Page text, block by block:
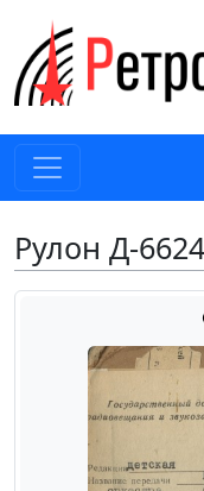
Рулон Д-